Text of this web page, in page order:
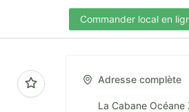
Commander local en
Adresse complète
La Cabane